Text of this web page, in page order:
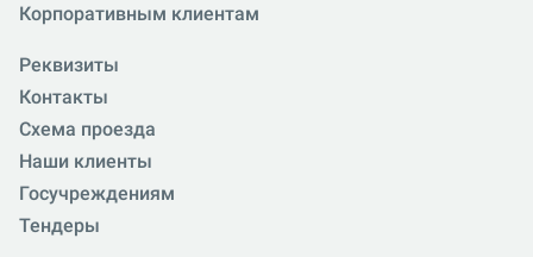
Корпоративным клиентам
Реквизиты
Контакты
Схема проезда
Наши клиенты
Госучреждениям
Тендеры